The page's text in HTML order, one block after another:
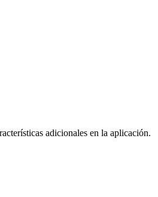
adicionales en la aplicación.